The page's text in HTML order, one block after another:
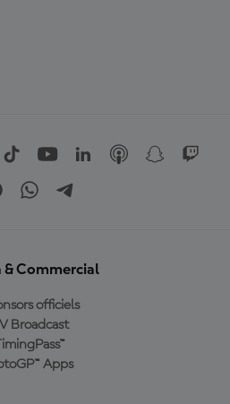
& Commercial
officiels
Broadcast
Apps